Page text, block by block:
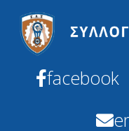
facebook